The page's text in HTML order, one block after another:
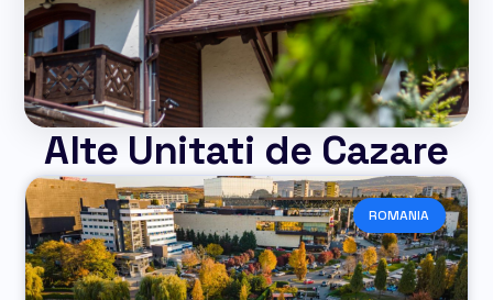
Alte Unitati de Cazare
ROMANIA